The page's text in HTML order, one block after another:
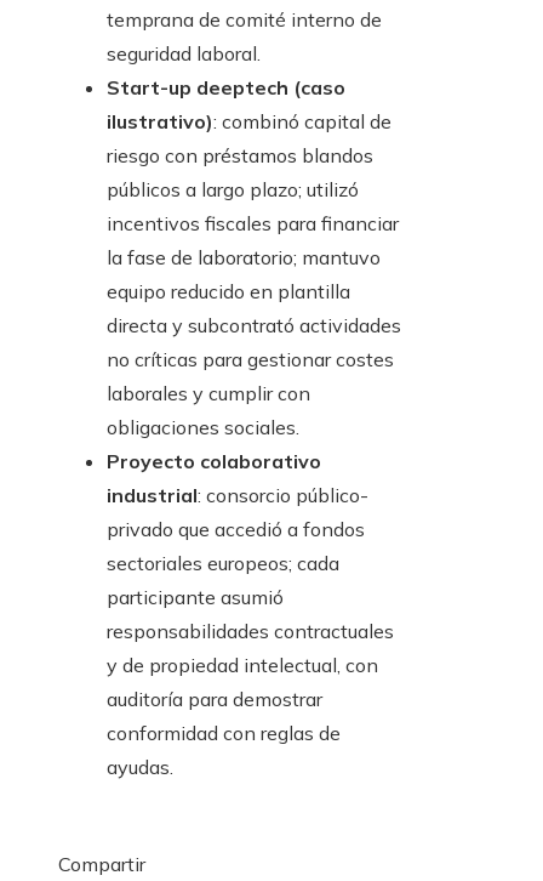
temprana de comité interno de
seguridad laboral.
Start-up deeptech (caso
ilustrativo): combinó capital de
riesgo con préstamos blandos
públicos a largo plazo; utilizó
incentivos fiscales para financiar
la fase de laboratorio; mantuvo
equipo reducido en plantilla
directa y subcontrató actividades
no críticas para gestionar costes
laborales y cumplir con
obligaciones sociales.
Proyecto colaborativo
industrial: consorcio público-
privado que accedió a fondos
sectoriales europeos; cada
participante asumió
responsabilidades contractuales
y de propiedad intelectual, con
auditoría para demostrar
conformidad con reglas de
ayudas.
Compartir